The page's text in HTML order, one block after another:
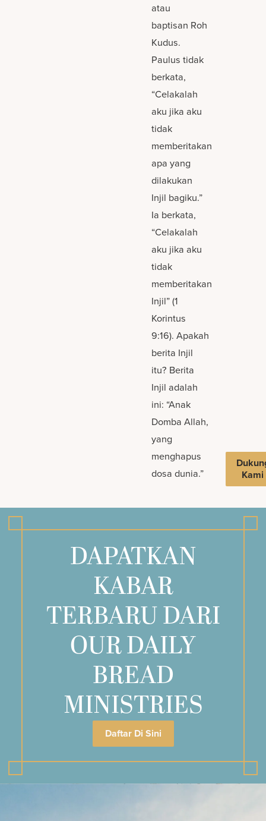
atau
baptisan Roh
Kudus.
Paulus tidak
berkata,
“Celakalah
aku jika aku
tidak
memberitakan
apa yang
dilakukan
Injil bagiku.”
Ia berkata,
“Celakalah
aku jika aku
tidak
memberitakan
Injil” (1
Korintus
9:16). Apakah
berita Injil
itu? Berita
Injil adalah
ini: “Anak
Domba Allah,
yang
menghapus
dosa dunia.”
Kami
DAPATKAN
KABAR
TERBARU DARI
OUR DAILY
BREAD
MINISTRIES
Daftar Di Sini